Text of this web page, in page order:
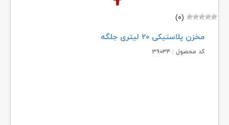
(۰)
مخزن پلاستیکی ۲۰ لیتری جلگه
کد محصول : ۳۹۰۳۴